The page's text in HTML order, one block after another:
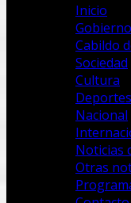
Inicio
Cabildo
Sociedad
Cultura
Deportes
Nacional
Noticias
Otras